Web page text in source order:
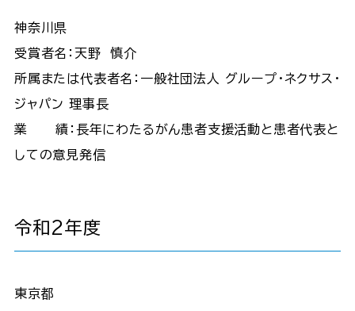
神奈川県
受賞者名：天野 慎介
所属または代表者名：一般社団法人 グループ・ネクサス・
ジャパン 理事長
業 績：長年にわたるがん患者支援活動と患者代表と
しての意見発信
令和2年度
東京都